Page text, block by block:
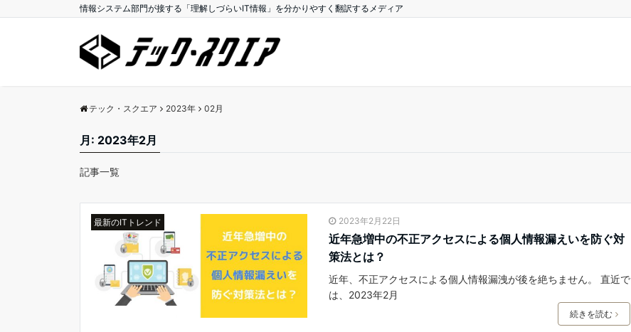
情報システム部門が接する「理解しづらいIT情報」を分かりやすく翻訳するメディア
テック・スクエア 2023年 02月
月: 2023年2月
記事一覧
最新のITトレンド 2023年2月22日
近年急増中の不正アクセスによる個人情報漏えいを防ぐ対
策法とは？
近年、不正アクセスによる個人情報漏洩が後を絶ちません。 直近で
は、2023年2月
続きを読む